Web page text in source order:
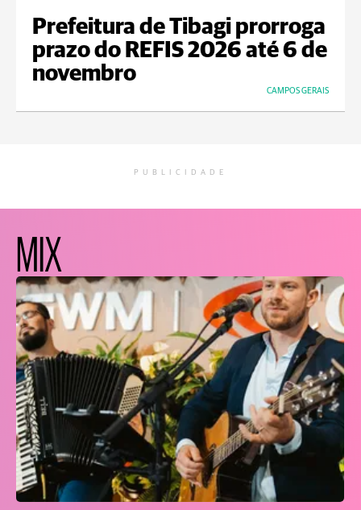
Prefeitura de Tibagi prorroga
prazo do REFIS 2026 até 6 de
novembro
CAMPOS GERAIS
PUBLICIDADE
MIX